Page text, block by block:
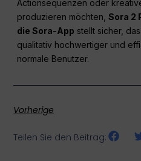
Actionsequenzen oder
produzieren möchten,Sora 2
die Sora-App stellt sicher,
qualitativ hochwertiger und
normale Benutzer.
Vorherige
Teilen Sie den Beitrag: